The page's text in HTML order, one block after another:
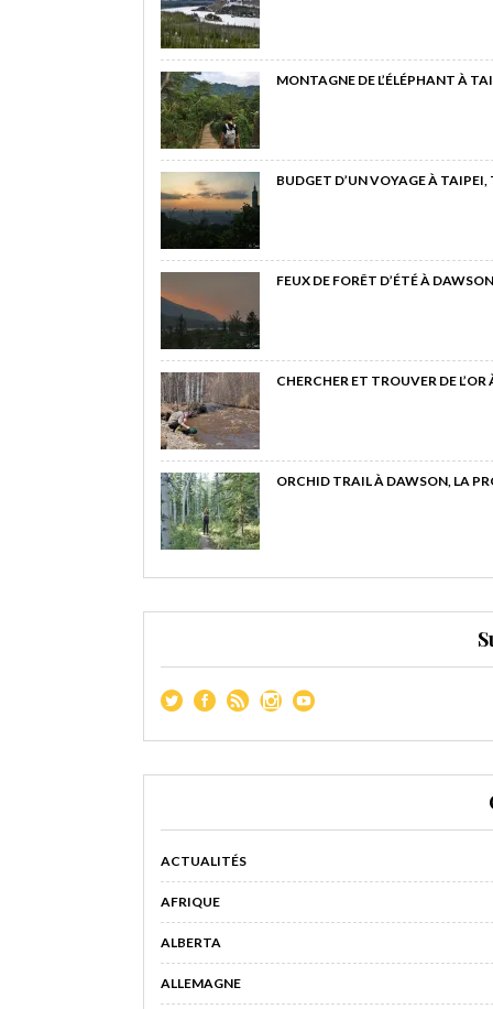
MONTAGNE DE L’ÉLÉPHANT À
BUDGET D’UN VOYAGE À
FEUX DE FORÊT D’ÉTÉ À
CHERCHER ET TROUVER DE
ORCHID TRAIL À DAWSON, LA
ACTUALITÉS
AFRIQUE
ALBERTA
ALLEMAGNE